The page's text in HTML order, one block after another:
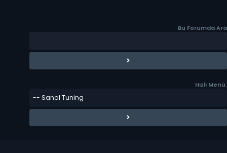
Bu Forumda Ara
Hızlı Menü: